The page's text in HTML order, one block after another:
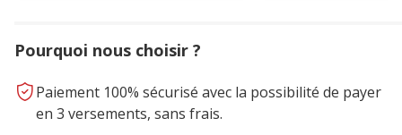
Pourquoi nous choisir ?
Paiement 100% sécurisé avec la possibilité de payer
en 3 versements, sans frais.